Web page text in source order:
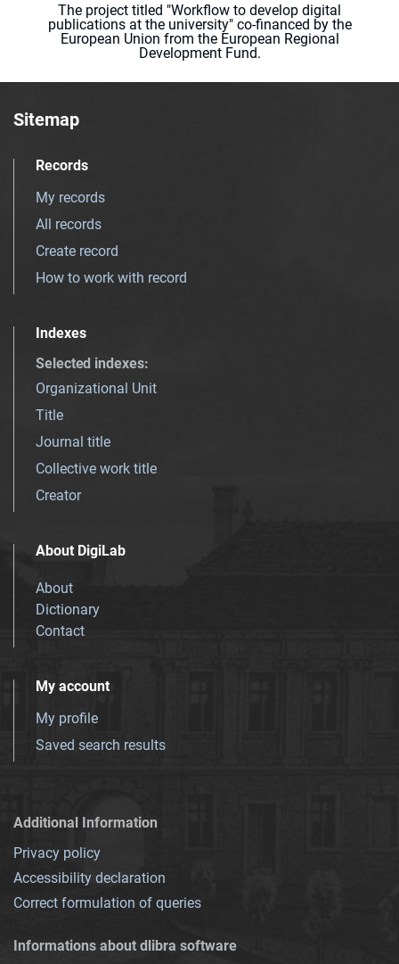
The project titled "Workflow to develop digital
publications at the university" co-financed by the
European Union from the European Regional
Development Fund.
Sitemap
Records
My records
All records
Create record
How to work with record
Indexes
Selected indexes:
Organizational Unit
Title
Journal title
Collective work title
Creator
About DigiLab
About
Dictionary
Contact
My account
My profile
Saved search results
Additional Information
Privacy policy
Accessibility declaration
Correct formulation of queries
Informations about dlibra software